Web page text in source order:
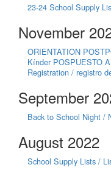
23-24 School Supply
November
ORIENTATION
Kínder POSPUESTO
Registration / registro
September
Back to School Night /
August 2022
School Supply Lists /